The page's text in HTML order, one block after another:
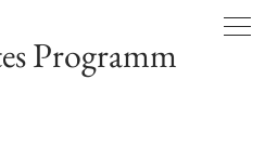
Programm